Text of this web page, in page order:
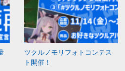
ツクルノモリフォトコンテス
ト開催！